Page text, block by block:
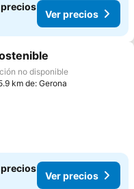
precios
Ver precios
a favoritos
no disponible
km de: Gerona
precios
Ver precios